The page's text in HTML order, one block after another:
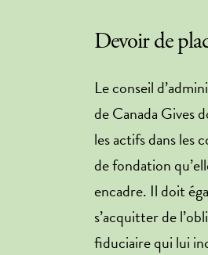
Devoir de
Le conseil
de Canada Gives
les actifs dans les
de fondation
encadre. Il doit
s’acquitter de
fiduciaire qui lui